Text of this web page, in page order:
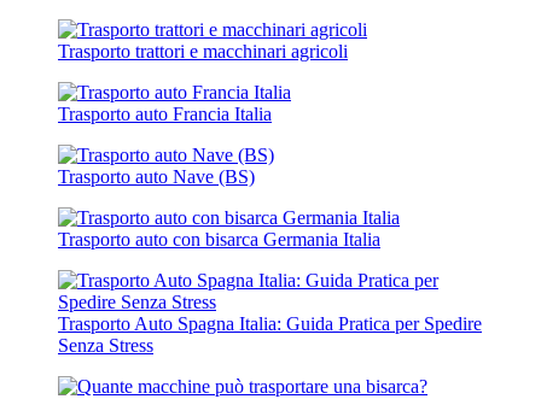
Trasporto trattori e macchinari agricoli
Trasporto auto Francia Italia
Trasporto auto Nave (BS)
Trasporto auto con bisarca Germania Italia
Trasporto Auto Spagna Italia: Guida Pratica per Spedire
Senza Stress